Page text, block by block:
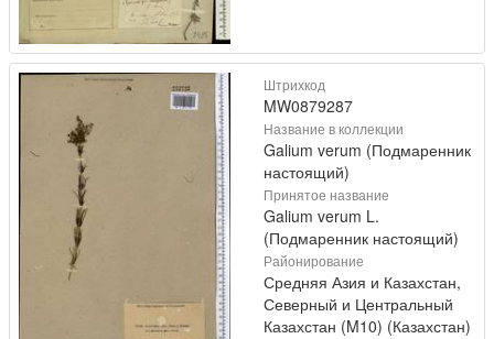
Штрихкод
MW0879287
Название в коллекции
Galium verum (Подмаренник
настоящий)
Принятое название
Galium verum L.
(Подмаренник настоящий)
Районирование
Средняя Азия и Казахстан,
Северный и Центральный
Казахстан (M10) (Казахстан)